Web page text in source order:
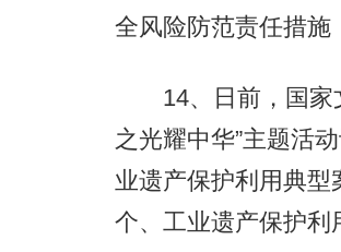
全风险防范责任措施
14、日前，国家
之光耀中华”主题活
业遗产保护利用典型
个、工业遗产保护利